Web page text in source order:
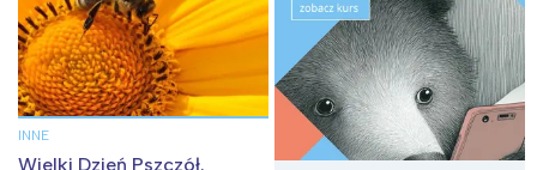
INNE
Wielki Dzień Pszczół.